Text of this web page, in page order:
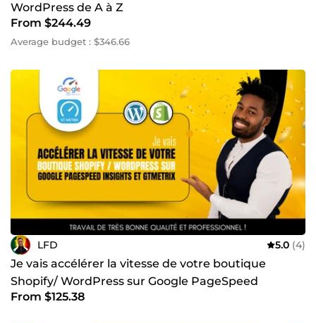
WordPress de A à Z
From $244.49
Average budget : $346.66
LFD 5.0 (4)
Je vais accélérer la vitesse de votre boutique
Shopify/ WordPress sur Google PageSpeed
Insights et GTmetrix
From $125.38